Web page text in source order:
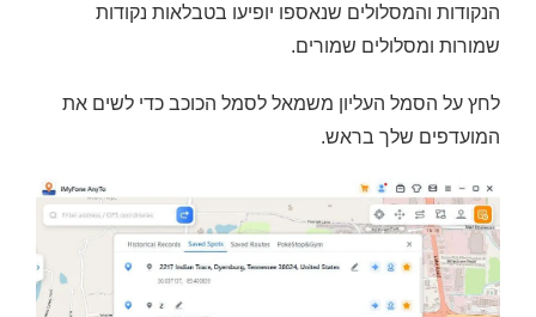
הנקודות והמסלולים שנאספו יופיעו בטבלאות נקודות
שמורות ומסלולים שמורים.
לחץ על הסמל העליון משמאל לסמל הכוכב כדי לשים את
המועדפים שלך בראש.